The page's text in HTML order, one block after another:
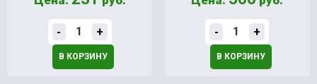
- +
В КОРЗИНУ
- +
В КОРЗИНУ